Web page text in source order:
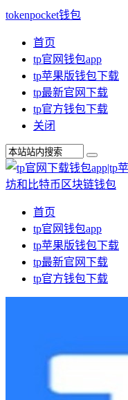
tokenpocket钱包
首页
tp官网钱包app
tp苹果版钱包下载
tp最新官网下载
tp官方钱包下载
关闭
首页
tp官网钱包app
tp苹果版钱包下载
tp最新官网下载
tp官方钱包下载